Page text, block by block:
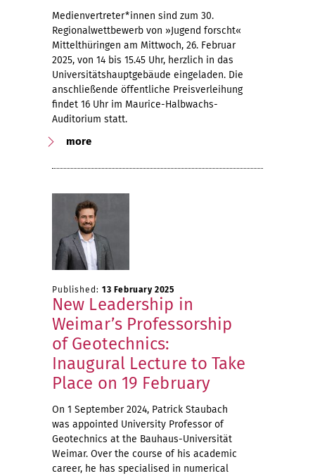
Medienvertreter*innen sind zum 30.
Regionalwettbewerb von »Jugend forscht«
Mittelthüringen am Mittwoch, 26. Februar
2025, von 14 bis 15.45 Uhr, herzlich in das
Universitätshauptgebäude eingeladen. Die
anschließende öffentliche Preisverleihung
findet 16 Uhr im Maurice-Halbwachs-
Auditorium statt.
more
Published: 13 February 2025
New Leadership in
Weimar’s Professorship
of Geotechnics:
Inaugural Lecture to Take
Place on 19 February
On 1 September 2024, Patrick Staubach
was appointed University Professor of
Geotechnics at the Bauhaus-Universität
Weimar. Over the course of his academic
career, he has specialised in numerical